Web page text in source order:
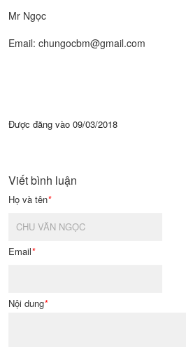
Mr Ngọc
Email: chungocbm@gmail.com
Được đăng vào 09/03/2018
Viết bình luận
Họ và tên*
Email*
Nội dung*